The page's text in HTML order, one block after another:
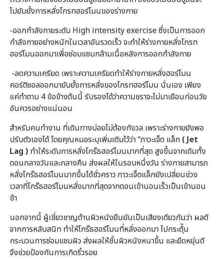
ไปยับยั้งการหลั่งโกรทฮอร์โมนของร่างกาย
-ออกกำลังกายระดับ High intensity exercise ซึ่งเป็นการออก
กำลังกายอย่างหนักในเวลาอันรวดเร็ว จะทำให้ร่างกายหลั่งโกรท
ฮอร์โมนออกมาเพื่อซ่อมแซมกล้ามเนื้อหลังการออกกำลังกาย
-ลดความเครียด เพราะความเครียดทำให้ร่างกายหลั่งฮอร์โมน
คอร์ติซอลออกมายับยั้งการหลั่งของโกรทฮอร์โมน นั่นเอง เพียง
แค่ทำตาม 4 ข้อข้างต้นนี้ รับรองได้ว่าความชราจะไม่มาเยือนก่อนวัย
อันควรอย่างแน่นอน
สำหรับคนทำงาน ที่เดินทางบ่อยไม่ต้องกังวล เพราะร่างกายยังพอ
ปรับตัวเองได้ โดยคุณหมอระบุเพิ่มเติมไว้ว่า “ภาวะเจ็ต แล็ก ( Jet
Lag ) ทำให้ระดับการหลั่งโกร๊ธฮอร์โมนมากที่สุด สูงขึ้นจากเดิมทั้ง
ตอนกลางวันและกลางคืน ส่งผลให้ในรอบหนึ่งวัน ร่างกายสามารถ
หลั่งโกร๊ธฮอร์โมนมากขึ้นได้ชั่วคราว ภาวะเจ็ตแล็กยังเปลี่ยนช่วง
เวลาที่โกร๊ธฮอร์โมนหลั่งมากที่สุดจากตอนเข้านอนเร็วเป็นเข้านอน
ช้า
นอกจากนี้ ผู้เชี่ยวชาญด้านผิวหนังยืนยันเป็นเสียงเดียวกันว่า ผลดี
จากการหลับสนิท ทำให้โกร๊ธฮอร์โมนที่หลั่งออกมา ไปกระตุ้ัน
กระบวนการซ่อมแซมผิว ส่งผลให้ชั้นผิวหนังหนาขึ้น และยืดหยุ่นดี
จึงช่วยป้องกันการเกิดริ้วรอย